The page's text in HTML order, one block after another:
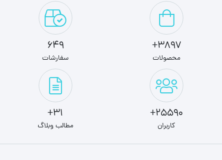
3897+
محصولات
649
سفارشات
25590+
کاربران
31+
مطالب وبلاگ